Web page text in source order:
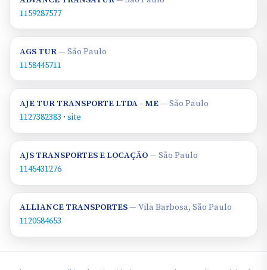
1159287577
AGS TUR— São Paulo
1158445711
AJE TUR TRANSPORTE LTDA - ME— São Paulo
1127382383 · site
AJS TRANSPORTES E LOCAÇÃO— São Paulo
1145431276
ALLIANCE TRANSPORTES— Vila Barbosa, São Paulo
1120584653